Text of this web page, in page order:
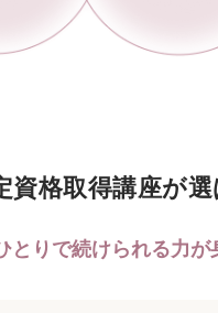
資格取得講座が
りで続けられる力が